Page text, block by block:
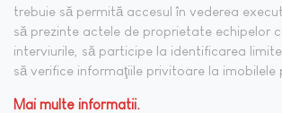
trebuie să permită accesul în vederea
să prezinte actele de proprietate echipelor
interviurile, să participe la identificarea
să verifice informaţiile privitoare la imobilele
Mai multe informatii.